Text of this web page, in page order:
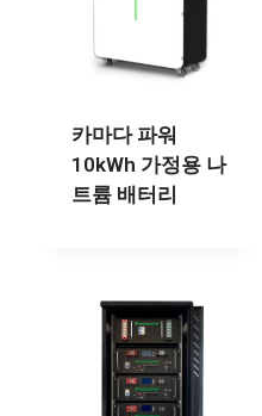
카마다 파워
10kWh 가정용 나
트륨 배터리